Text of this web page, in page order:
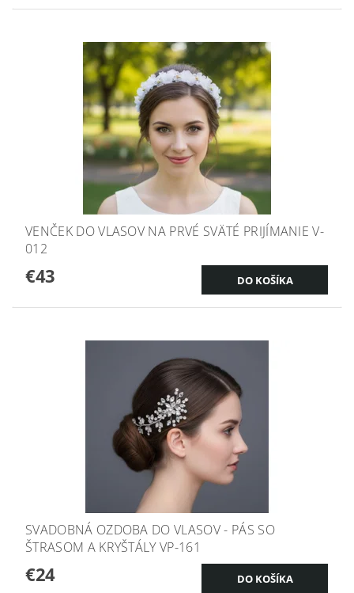
VENČEK DO VLASOV NA PRVÉ SVÄTÉ PRIJÍMANIE V-
012
€43
SVADOBNÁ OZDOBA DO VLASOV - PÁS SO
ŠTRASOM A KRYŠTÁLY VP-161
€24